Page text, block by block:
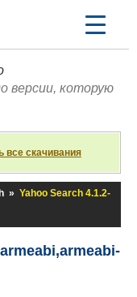
версии, которую
все скачивания
» Yahoo Search 4.1.2-